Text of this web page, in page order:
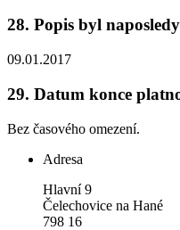
28. Popis byl
09.01.2017
29. Datum konce
Bez časového omezení.
Adresa
Hlavní 9
Čelechovice na Hané
798 16